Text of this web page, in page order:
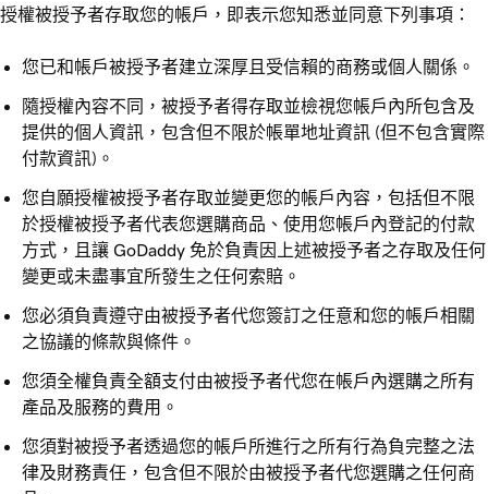
授權被授予者存取您的帳戶，即表示您知悉並同意下列事項：
您已和帳戶被授予者建立深厚且受信賴的商務或個人關係。
隨授權內容不同，被授予者得存取並檢視您帳戶內所包含及
提供的個人資訊，包含但不限於帳單地址資訊 (但不包含實際
付款資訊)。
您自願授權被授予者存取並變更您的帳戶內容，包括但不限
於授權被授予者代表您選購商品、使用您帳戶內登記的付款
方式，且讓 GoDaddy 免於負責因上述被授予者之存取及任何
變更或未盡事宜所發生之任何索賠。
您必須負責遵守由被授予者代您簽訂之任意和您的帳戶相關
之協議的條款與條件。
您須全權負責全額支付由被授予者代您在帳戶內選購之所有
產品及服務的費用。
您須對被授予者透過您的帳戶所進行之所有行為負完整之法
律及財務責任，包含但不限於由被授予者代您選購之任何商